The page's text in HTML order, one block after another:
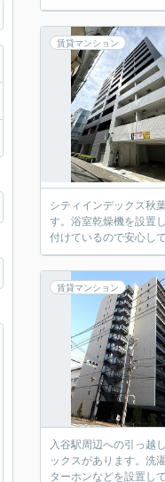
賃貸マンション
シティインデックス秋
す。浴室乾燥機を設置
付けているので安心し
賃貸マンション
入谷駅周辺への引っ越
ックスがあります。洗
ターホンなどを設置し